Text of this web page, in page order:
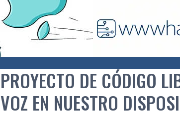
PROYECTO DE CÓDIGO
VOZ EN NUESTRO